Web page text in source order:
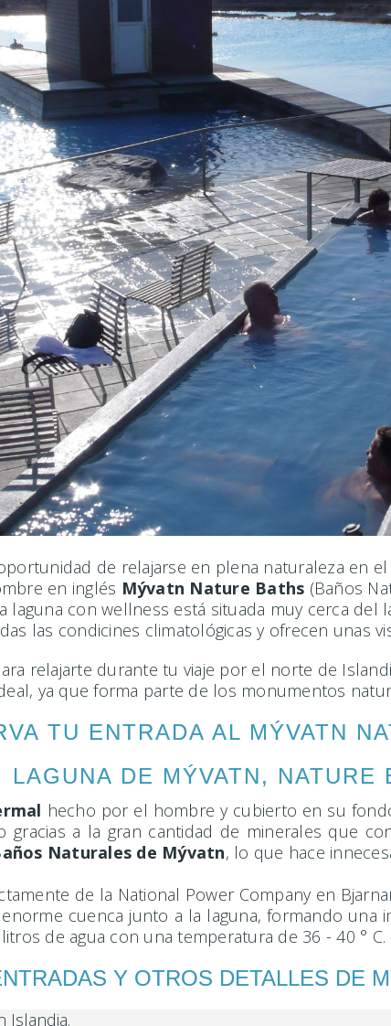
de relajarse en plena naturaleza en
en inglés Mývatn Nature Baths (Baños
con wellness está situada muy cerca del
las condicines climatológicas y ofrecen unas
relajarte durante tu viaje por el norte de
ya que forma parte de los monumentos
TU ENTRADA AL MÝVATN
LAGUNA DE MÝVATN, NATURE
hecho por el hombre y cubierto en su
a la gran cantidad de minerales que
Naturales de Mývatn, lo que hace
de la National Power Company en
cuenca junto a la laguna, formando
de agua con una temperatura de 36 - 40 ° C.
Y OTROS DETALLES DE